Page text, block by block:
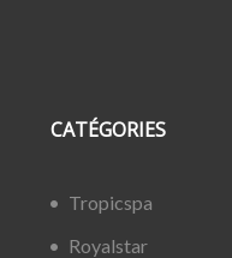
CATÉGORIES
Tropicspa
Royalstar